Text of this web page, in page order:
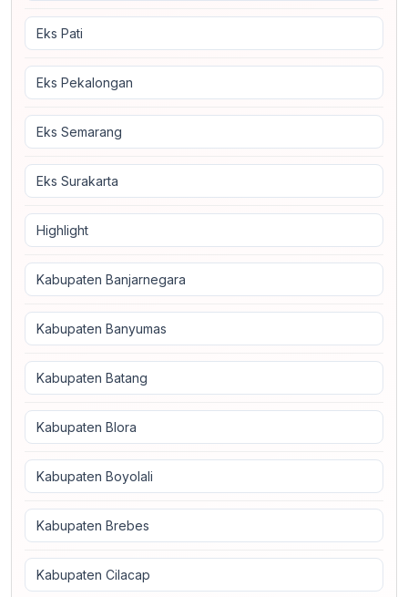
Eks Pati
Eks Pekalongan
Eks Semarang
Eks Surakarta
Highlight
Kabupaten Banjarnegara
Kabupaten Banyumas
Kabupaten Batang
Kabupaten Blora
Kabupaten Boyolali
Kabupaten Brebes
Kabupaten Cilacap